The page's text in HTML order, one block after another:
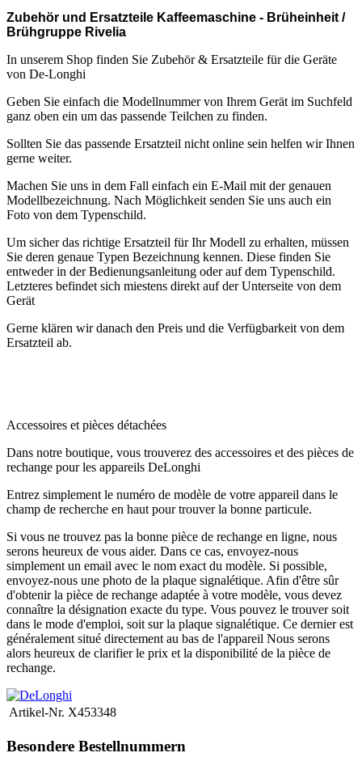
Zubehör und Ersatzteile Kaffeemaschine - Brüheinheit /
Brühgruppe Rivelia
In unserem Shop finden Sie Zubehör & Ersatzteile für die Geräte
von De-Longhi
Geben Sie einfach die Modellnummer von Ihrem Gerät im Suchfeld
ganz oben ein um das passende Teilchen zu finden.
Sollten Sie das passende Ersatzteil nicht online sein helfen wir Ihnen
gerne weiter.
Machen Sie uns in dem Fall einfach ein E-Mail mit der genauen
Modellbezeichnung. Nach Möglichkeit senden Sie uns auch ein
Foto von dem Typenschild.
Um sicher das richtige Ersatzteil für Ihr Modell zu erhalten, müssen
Sie deren genaue Typen Bezeichnung kennen. Diese finden Sie
entweder in der Bedienungsanleitung oder auf dem Typenschild.
Letzteres befindet sich miestens direkt auf der Unterseite von dem
Gerät
Gerne klären wir danach den Preis und die Verfügbarkeit von dem
Ersatzteil ab.
Accessoires et pièces détachées
Dans notre boutique, vous trouverez des accessoires et des pièces de
rechange pour les appareils DeLonghi
Entrez simplement le numéro de modèle de votre appareil dans le
champ de recherche en haut pour trouver la bonne particule.
Si vous ne trouvez pas la bonne pièce de rechange en ligne, nous
serons heureux de vous aider. Dans ce cas, envoyez-nous
simplement un email avec le nom exact du modèle. Si possible,
envoyez-nous une photo de la plaque signalétique. Afin d'être sûr
d'obtenir la pièce de rechange adaptée à votre modèle, vous devez
connaître la désignation exacte du type. Vous pouvez le trouver soit
dans le mode d'emploi, soit sur la plaque signalétique. Ce dernier est
généralement situé directement au bas de l'appareil Nous serons
alors heureux de clarifier le prix et la disponibilité de la pièce de
rechange.
Artikel-Nr. X453348
Besondere Bestellnummern